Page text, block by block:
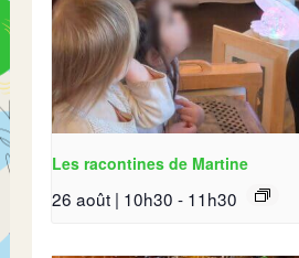
Les racontines de Martine
26 août | 10h30 - 11h30